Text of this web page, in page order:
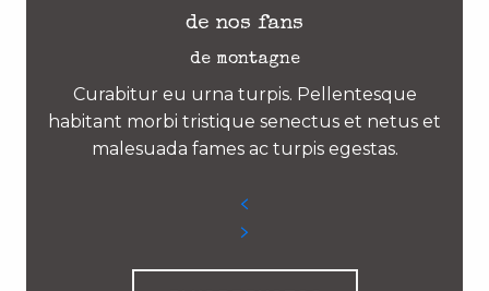
de nos fans
de montagne
Curabitur eu urna turpis. Pellentesque
habitant morbi tristique senectus et netus et
malesuada fames ac turpis egestas.